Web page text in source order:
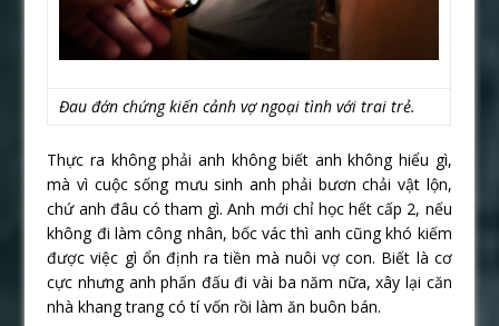
Đau đớn chứng kiến cảnh vợ ngoại tình với trai trẻ.
Thực ra không phải anh không biết anh không hiểu gì,
mà vì cuộc sống mưu sinh anh phải bươn chải vật lộn,
chứ anh đâu có tham gì. Anh mới chỉ học hết cấp 2, nếu
không đi làm công nhân, bốc vác thì anh cũng khó kiếm
được việc gì ổn định ra tiền mà nuôi vợ con. Biết là cơ
cực nhưng anh phấn đấu đi vài ba năm nữa, xây lại căn
nhà khang trang có tí vốn rồi làm ăn buôn bán.